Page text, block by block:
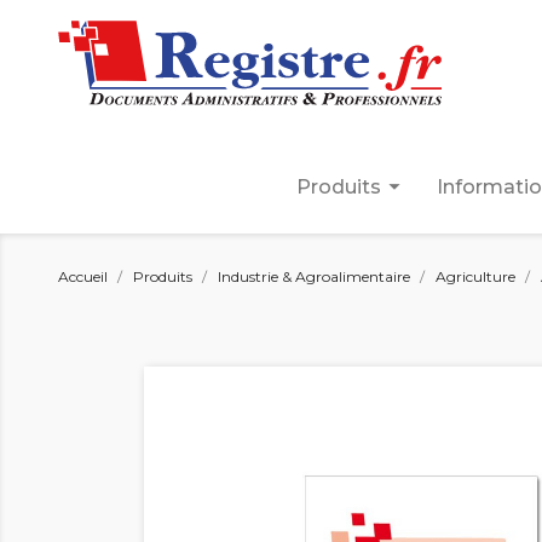
arrow_drop_down
Produits
Accueil Produits Industrie & Agroalimentaire Agriculture